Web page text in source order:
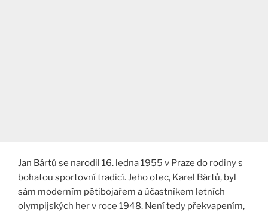
Jan Bártů se narodil 16. ledna 1955 v Praze do rodiny s
bohatou sportovní tradicí. Jeho otec, Karel Bártů, byl
sám moderním pětibojařem a účastníkem letních
olympijských her v roce 1948. Není tedy překvapením,